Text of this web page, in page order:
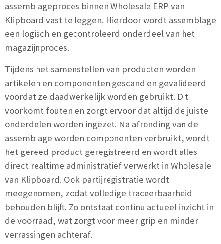
assemblageproces binnen Wholesale ERP van
Klipboard vast te leggen. Hierdoor wordt assemblage
een logisch en gecontroleerd onderdeel van het
magazijnproces.
Tijdens het samenstellen van producten worden
artikelen en componenten gescand en gevalideerd
voordat ze daadwerkelijk worden gebruikt. Dit
voorkomt fouten en zorgt ervoor dat altijd de juiste
onderdelen worden ingezet. Na afronding van de
assemblage worden componenten verbruikt, wordt
het gereed product geregistreerd en wordt alles
direct realtime administratief verwerkt in Wholesale
van Klipboard. Ook partijregistratie wordt
meegenomen, zodat volledige traceerbaarheid
behouden blijft. Zo ontstaat continu actueel inzicht in
de voorraad, wat zorgt voor meer grip en minder
verrassingen achteraf.